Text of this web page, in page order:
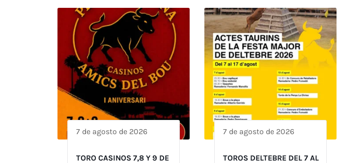
7 de agosto de 2026
TORO CASINOS 7,8 Y 9 DE
7 de agosto de 2026
TOROS DELTEBRE DEL 7 AL